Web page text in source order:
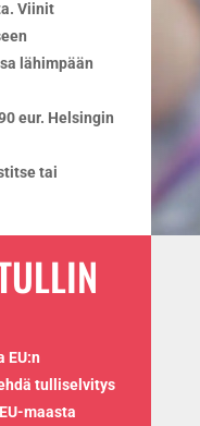
Viinit
lähimpään
eur. Helsingin
tai
EU:n
tulliselvitys
maasta